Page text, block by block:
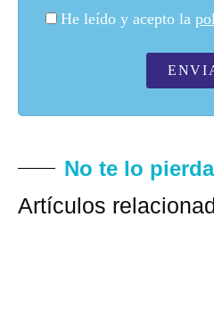
He leído y acepto la
No te lo
Artículos